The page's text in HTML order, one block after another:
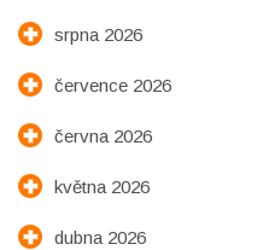
srpna 2026
července 2026
června 2026
května 2026
dubna 2026